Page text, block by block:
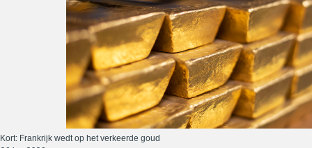
Kort: Frankrijk wedt op het verkeerde goud